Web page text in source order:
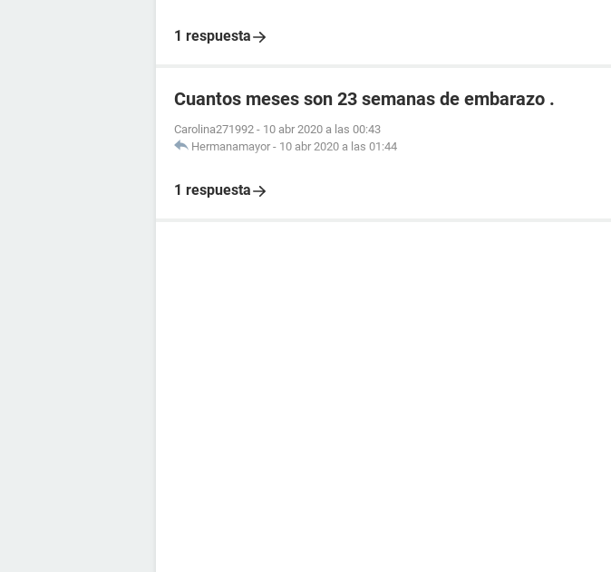
1 respuesta
Cuantos meses son 23 semanas de embarazo .
Carolina271992 - 10 abr 2020 a las 00:43
Hermanamayor - 10 abr 2020 a las 01:44
1 respuesta